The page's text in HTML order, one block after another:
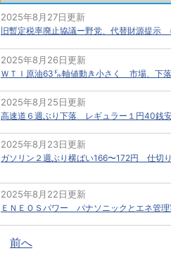
2025年8月27日更新
旧暫定税率廃止協議ー野党、代替財源提示
2025年8月26日更新
ＷＴＩ原油63㌦軸値動き小さく 市場、下
2025年8月25日更新
高速道６週ぶり下落 レギュラー１円40銭
2025年8月23日更新
ガソリン２週ぶり横ばい166〜172円 仕切
2025年8月22日更新
ＥＮＥＯＳパワー パナソニックとエネ管
前へ